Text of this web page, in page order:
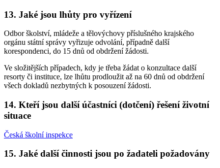
13. Jaké jsou lhůty pro vyřízení
Odbor školství, mládeže a tělovýchovy příslušného krajského
orgánu státní správy vyřizuje odvolání, případně další
korespondenci, do 15 dnů od obdržení žádosti.
Ve složitějších případech, kdy je třeba žádat o konzultace další
resorty či instituce, lze lhůtu prodloužit až na 60 dnů od obdržení
všech dokladů nezbytných k posouzení žádosti.
14. Kteří jsou další účastníci (dotčení) řešení životní
situace
Česká školní inspekce
15. Jaké další činnosti jsou po žadateli požadovány